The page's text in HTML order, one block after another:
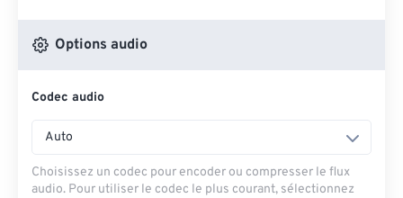
Options audio
Codec audio
Auto
Choisissez un codec pour encoder ou compresser le flux
audio. Pour utiliser le codec le plus courant, sélectionnez